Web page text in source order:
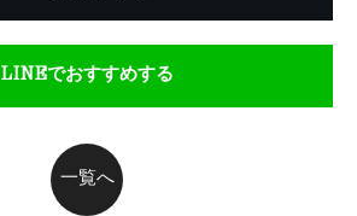
LINEでおすすめする
一覧へ